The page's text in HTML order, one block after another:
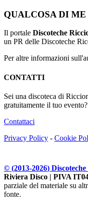
QUALCOSA DI ME
Il portale Discoteche
un PR delle Discoteche
Per altre informazioni
CONTATTI
Sei una discoteca di
gratuitamente il tuo evento?
Contattaci
Privacy Policy - Cookie
© (2013-2026)
Riviera Disco | PIVA
parziale del materiale su
fonte.